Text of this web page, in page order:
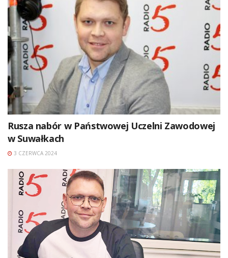
Rusza nabór w Państwowej Uczelni Zawodowej
w Suwałkach
3 CZERWCA 2024